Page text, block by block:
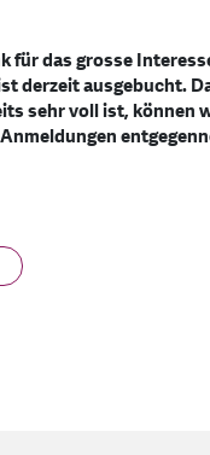
für das grosse
derzeit ausgebucht.
sehr voll ist, können